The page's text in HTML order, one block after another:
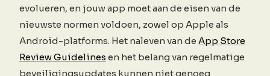
evolueren, en jouw app moet aan de eisen van de
nieuwste normen voldoen, zowel op Apple als
Android-platforms. Het naleven van de App Store
Review Guidelines en het belang van regelmatige
beveiligingsupdates kunnen niet genoeg